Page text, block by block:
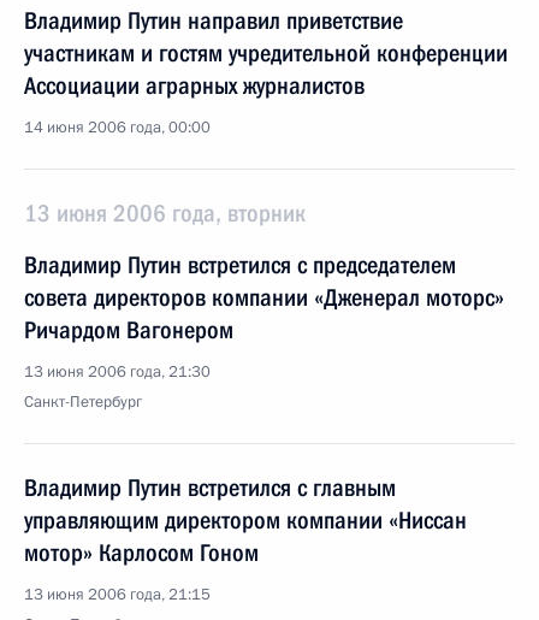
Владимир Путин направил приветствие
участникам и гостям учредительной конференции
Ассоциации аграрных журналистов
14 июня 2006 года, 00:00
13 июня 2006 года, вторник
Владимир Путин встретился с председателем
совета директоров компании «Дженерал моторс»
Ричардом Вагонером
13 июня 2006 года, 21:30
Санкт-Петербург
Владимир Путин встретился с главным
управляющим директором компании «Ниссан
мотор» Карлосом Гоном
13 июня 2006 года, 21:15